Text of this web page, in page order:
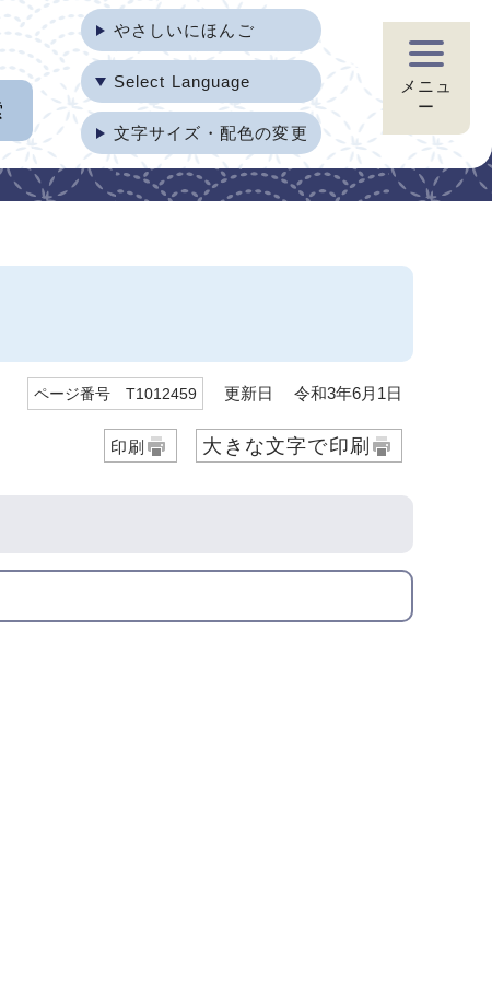
やさしいにほんご
Select Language
文字サイズ・配色の変更
メニュ
ー
ページ番号 T1012459 更新日 令和3年6月1日
印刷 大きな文字で印刷